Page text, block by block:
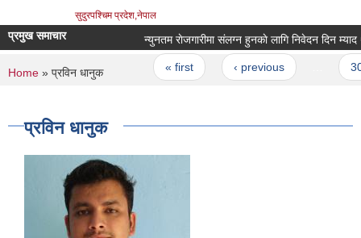
सुदुरपश्चिम प्रदेश,नेपाल
प्रमुख समाचार न्युनतम राेजगारीमा संलग्न हुनकाे लागि निवेदन दिन म्याद
Pages
« first ‹ previous
You are here
Home » प्रविन धानुक
प्रविन धानुक